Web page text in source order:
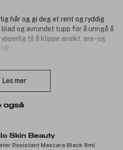
hår og gi deg et rent og ryddig
og avrundet tupp for å unngå å
til å klippe ansikt, øre- og
Les mer
også
Skin Beauty
Resistant Mascara Black 8ml